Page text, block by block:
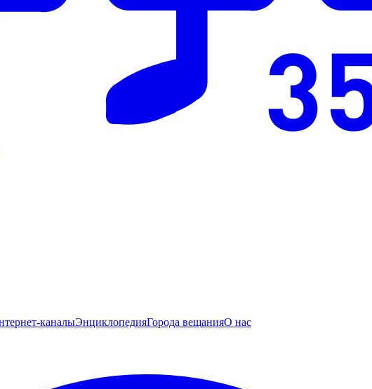
каналыЭнциклопедияГорода вещанияО нас